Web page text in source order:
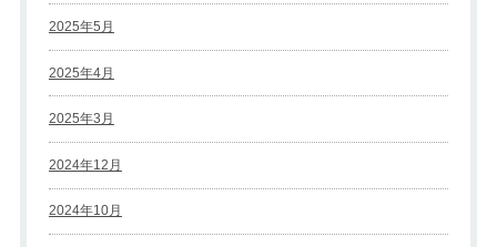
2025年5月
2025年4月
2025年3月
2024年12月
2024年10月